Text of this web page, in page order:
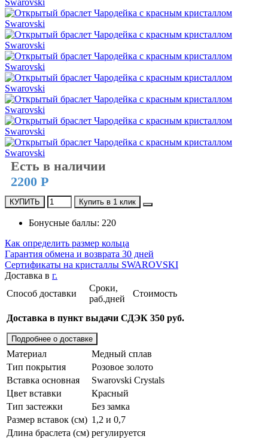
Есть в наличии
2200 Р
КУПИТЬ Купить в 1 клик
Бонусные баллы: 220
Как определить размер кольца
Гарантия обмена и возврата 30 дней
Сертификаты на кристаллы SWAROVSKI
Доставка в г.
Способ доставки
Сроки,
раб.дней
Стоимость
Доставка в пункт выдачи СДЭК 350 руб.
Подробнее о доставке
Материал
Медный сплав
Тип покрытия
Розовое золото
Вставка основная
Swarovski Crystals
Цвет вставки
Красный
Тип застежки
Без замка
Размер вставок (см) 1,2 и 0,7
Длина браслета (см) регулируется